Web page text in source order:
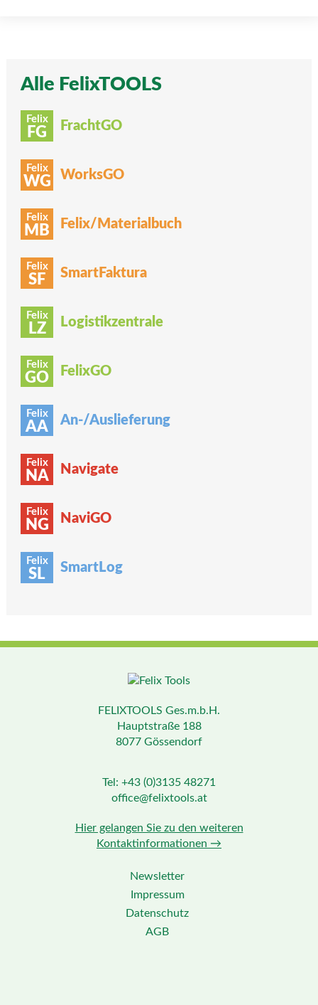
Alle FelixTOOLS
Felix
FG FrachtGO
Felix
WG WorksGO
Felix
MB Felix/Materialbuch
Felix
SF SmartFaktura
Felix
LZ Logistikzentrale
Felix
GO FelixGO
Felix
AA An-/Auslieferung
Felix
NA Navigate
Felix
NG NaviGO
Felix
SL SmartLog
FELIXTOOLS Ges.m.b.H.
Hauptstraße 188
8077 Gössendorf
Tel: +43 (0)3135 48271
office@felixtools.at
Hier gelangen Sie zu den weiteren
Kontaktinformationen →
Newsletter
Impressum
Datenschutz
AGB